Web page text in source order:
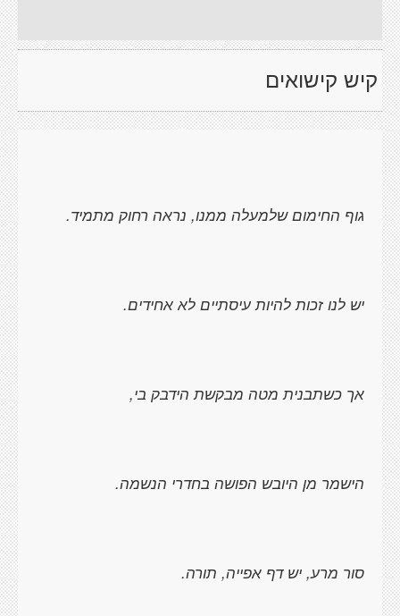
קיש קישואים
גוף החימום שלמעלה ממנו, נראה רחוק מתמיד.
יש לנו זכות להיות עיסתיים לא אחידים.
אך כשתבנית מטה מבקשת הידבק בי,
הישמר מן היובש הפושה בחדרי הנשמה.
סור מרע, יש דף אפייה, תורה.